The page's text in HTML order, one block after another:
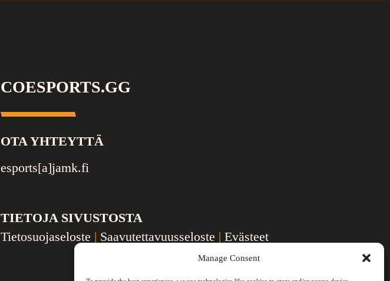
Manage Consent
COESPORTS.GG
OTA YHTEYTTÄ
esports[a]jamk.fi
TIETOJA SIVUSTOSTA
Tietosuojaseloste | Saavutettavuusseloste |Evästeet